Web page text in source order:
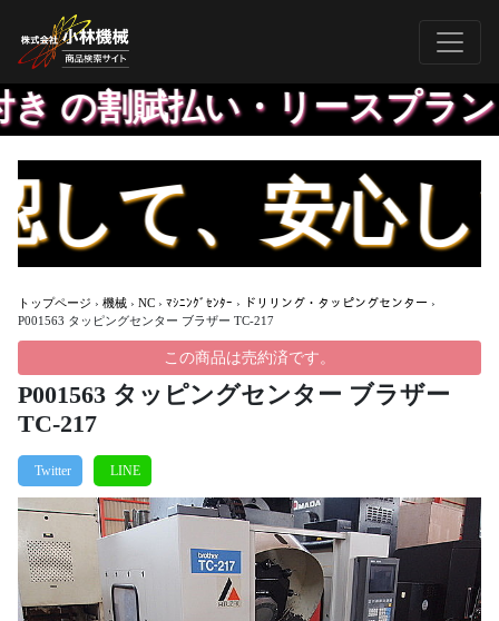
払い・リースプラン、※
、安心して
トップページ › 機械 › NC › ﾏｼﾆﾝｸﾞｾﾝﾀｰ › ドリリング・タッピングセンター ›
P001563 タッピングセンター ブラザー TC-217
この商品は売約済です。
P001563 タッピングセンター ブラザー
TC-217